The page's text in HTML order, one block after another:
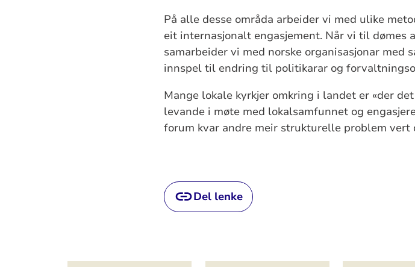
På alle desse områda arbeider vi med ulike
eit internasjonalt engasjement. Når vi til
samarbeider vi med norske organisasjonar med
innspel til endring til politikarar og
Mange lokale kyrkjer omkring i landet er «der
levande i møte med lokalsamfunnet og
forum kvar andre meir strukturelle problem vert
Del lenke